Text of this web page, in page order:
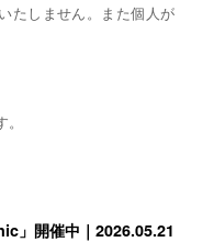
たしません。また個人が
」開催中｜2026.05.21